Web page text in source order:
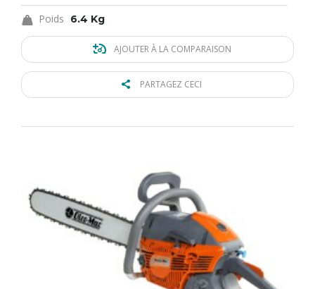
Poids 6.4 Kg
AJOUTER À LA COMPARAISON
PARTAGEZ CECI